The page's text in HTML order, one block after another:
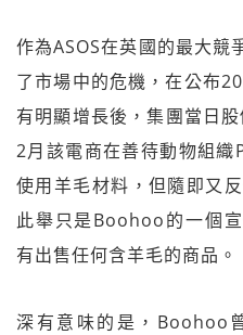
作為ASOS在英國的最大
了市場中的危機，在公布
有明顯增長後，集團當日
2月該電商在善待動物組織
使用羊毛材料，但隨即又
此舉只是Boohoo的一個
有出售任何含羊毛的商品。
深有意味的是，Boohoo